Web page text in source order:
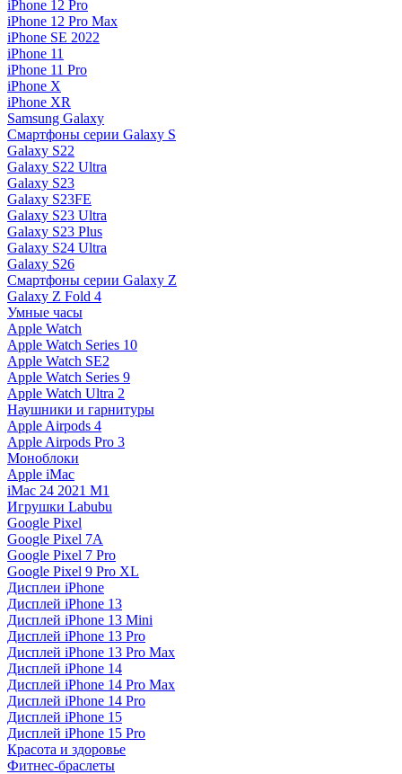
iPhone 12 Pro
iPhone 12 Pro Max
iPhone SE 2022
iPhone 11
iPhone 11 Pro
iPhone X
iPhone XR
Samsung Galaxy
Смартфоны серии Galaxy S
Galaxy S22
Galaxy S22 Ultra
Galaxy S23
Galaxy S23FE
Galaxy S23 Ultra
Galaxy S23 Plus
Galaxy S24 Ultra
Galaxy S26
Смартфоны серии Galaxy Z
Galaxy Z Fold 4
Умные часы
Apple Watch
Apple Watch Series 10
Apple Watch SE2
Apple Watch Series 9
Apple Watch Ultra 2
Наушники и гарнитуры
Apple Airpods 4
Apple Airpods Pro 3
Моноблоки
Apple iMac
iMac 24 2021 M1
Игрушки Labubu
Google Pixel
Google Pixel 7А
Google Pixel 7 Pro
Google Pixel 9 Pro XL
Дисплеи iPhone
Дисплей iPhone 13
Дисплей iPhone 13 Mini
Дисплей iPhone 13 Pro
Дисплей iPhone 13 Pro Max
Дисплей iPhone 14
Дисплей iPhone 14 Pro Max
Дисплей iPhone 14 Pro
Дисплей iPhone 15
Дисплей iPhone 15 Pro
Красота и здоровье
Фитнес-браслеты